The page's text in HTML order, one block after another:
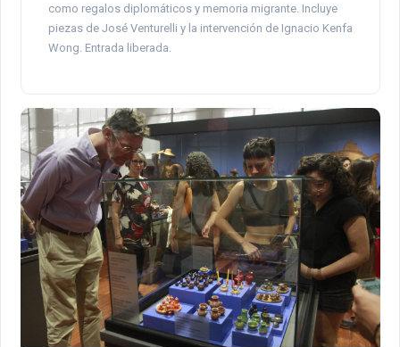
como regalos diplomáticos y memoria migrante. Incluye
piezas de José Venturelli y la intervención de Ignacio Kenfa
Wong. Entrada liberada.